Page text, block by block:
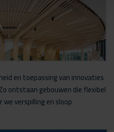
en toepassing van innovaties
ontstaan gebouwen die flexibel
verspilling en sloop